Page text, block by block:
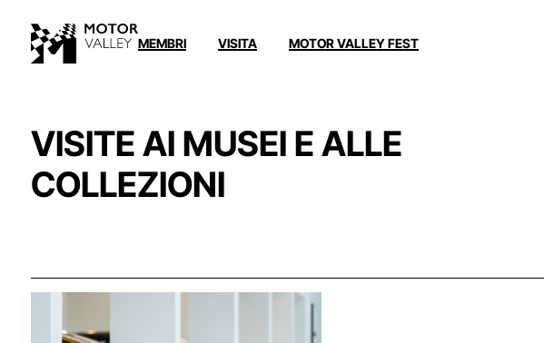
MEMBRI VISITA MOTOR VALLEY FEST
VISITE AI MUSEI E ALLE
COLLEZIONI